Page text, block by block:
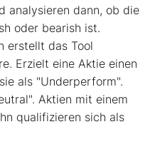
analysieren dann, ob die
oder bearish ist.
erstellt das Tool
Erzielt eine Aktie einen
als "Underperform".
Aktien mit einem
qualifizieren sich als